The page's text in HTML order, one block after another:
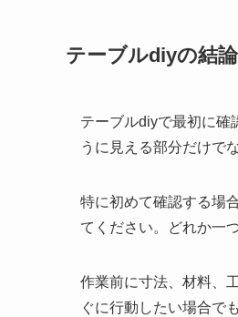
テーブルdiyの結
テーブルdiyで最初に確
うに見える部分だけで
特に初めて確認する場合
てください。どれか一
作業前に寸法、材料、
ぐに行動したい場合で